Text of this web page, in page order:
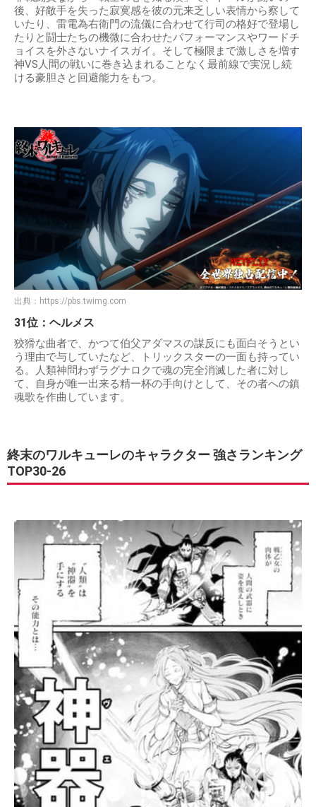
後、好敵手を失った寂寞感を彼の元来乏しい表情から察して
いたり、雷電為右衛門の流儀に合わせて行司の格好で登場し
たりと闘士たちの機微に合わせたパフォーマンスやワードチ
ョイスを外さないナイスガイ。そして極限まで激しさを増す
神VS人間の戦いに巻き込まれることなく最前線で実況し続
ける豪胆さと回避能力をもつ。
出典： https://pbs.twimg.com
31位：ヘルメス
狡猾な曲者で、かつて伯父アダマスの謀反にも面白そうとい
う理由で与していたなど、トリックスターの一面も持ってい
る。人類神問わずラグナロクで魂の完全消滅した者に対し
て、自身が唯一出来る精一杯の手向けとして、その者への鎮
魂歌を作曲しています。
終末のワルキューレのキャラクター 強さランキング
TOP30-26